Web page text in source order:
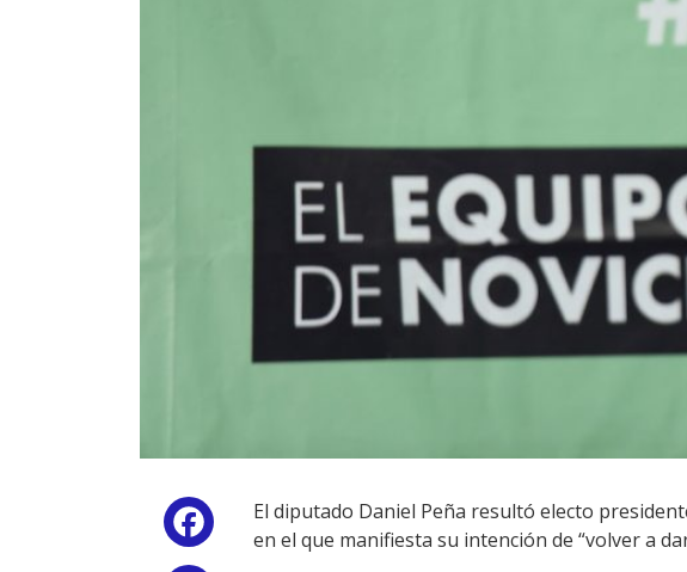
Facebook
El diputado Daniel Peña resultó electo
en el que manifiesta su intención de “volver a